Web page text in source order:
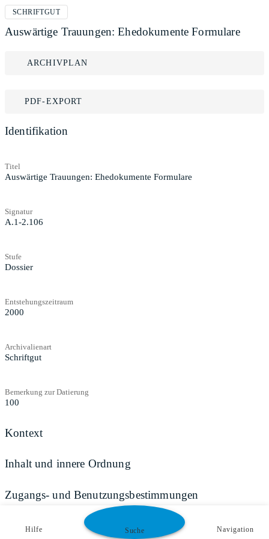
SCHRIFTGUT
Auswärtige Trauungen: Ehedokumente Formulare
ARCHIVPLAN
PDF-EXPORT
Identifikation
Titel
Auswärtige Trauungen: Ehedokumente Formulare
Signatur
A.1-2.106
Stufe
Dossier
Entstehungszeitraum
2000
Archivalienart
Schriftgut
Bemerkung zur Datierung
100
Kontext
Inhalt und innere Ordnung
Zugangs- und Benutzungsbestimmungen
Hilfe Suche Navigation